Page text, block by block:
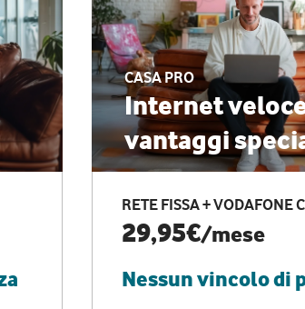
CASA PRO
Internet
vantaggi
RETE FISSA + VODAFONE
29,95€/mese
Nessun vincolo di